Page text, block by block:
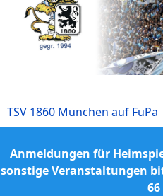
TSV 1860 München auf FuPa
Anmeldungen für
sonstige Veranstaltungen
66